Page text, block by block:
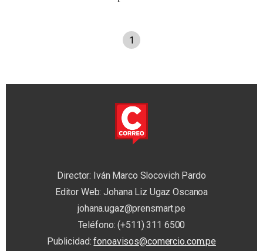
1
Director: Iván Marco Slocovich Pardo
Editor Web: Johana Liz Ugaz Oscanoa
johana.ugaz@prensmart.pe
Teléfono: (+511) 311 6500
Publicidad:fonoavisos@comercio.com.pe